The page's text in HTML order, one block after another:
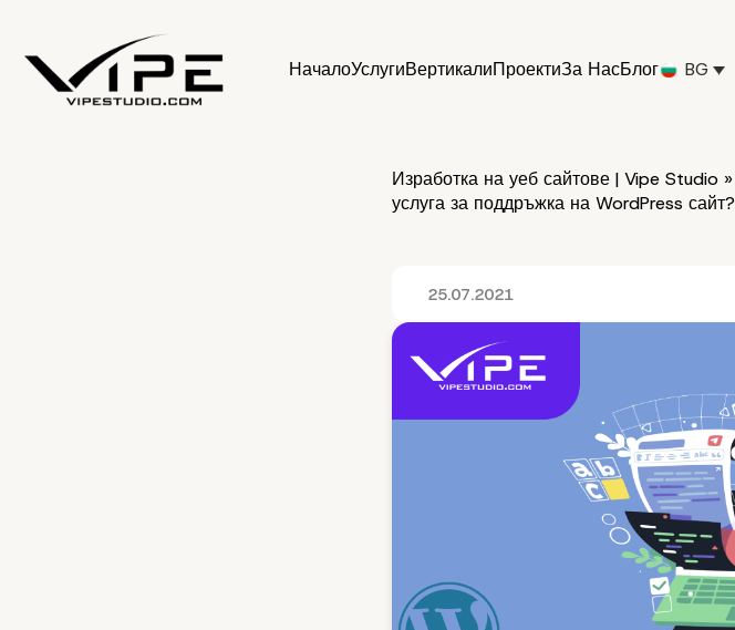
НачалоУслугиВертикалиПроектиЗа НасБлог BG
Изработка на уеб сайтове | Vipe Studio »
услуга за поддръжка на WordPress сайт?
25.07.2021